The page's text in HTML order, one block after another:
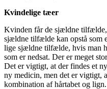
Kvindelige tæer
Kvinden får de sjældne
sjældne tilfælde kan opstå som
lige sjældne tilfælde, hvis man
som er nedsat. Der er meget
Det er vigtigt, at der findes et
ny medicin, men det er vigtigt,
kombination af hårtabet og lign.